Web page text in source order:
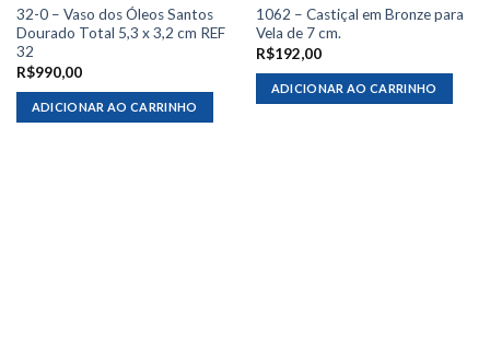
32-0 – Vaso dos Óleos Santos
Dourado Total 5,3 x 3,2 cm REF
32
R$990,00
ADICIONAR AO CARRINHO
1062 – Castiçal em Bronze para
Vela de 7 cm.
R$192,00
ADICIONAR AO CARRINHO